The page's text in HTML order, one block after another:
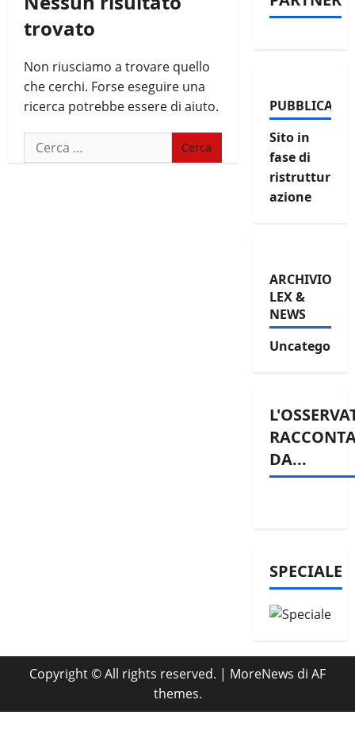
trovato
Non riusciamo a trovare quello
che cerchi. Forse eseguire una
ricerca potrebbe essere di aiuto.
Ricerca
per:
Sito in
fase di
ristruttur
azione
ARCHIVIO
LEX &
NEWS
DA...
SPECIALE
Copyright © All rights reserved. | MoreNews di AF
themes.